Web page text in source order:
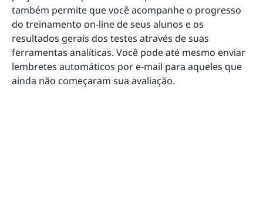
também permite que você acompanhe o progresso
do treinamento on-line de seus alunos e os
resultados gerais dos testes através de suas
ferramentas analíticas. Você pode até mesmo enviar
lembretes automáticos por e-mail para aqueles que
ainda não começaram sua avaliação.